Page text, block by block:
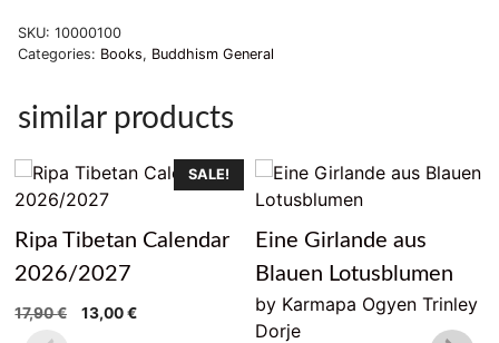
SKU: 10000100
Categories: Books, Buddhism General
similar products
SALE!
Ripa Tibetan Calendar
2026/2027
17,90€
Original
13,00€Current
Eine Girlande aus
Blauen Lotusblumen
by Karmapa Ogyen Trinley
Dorje